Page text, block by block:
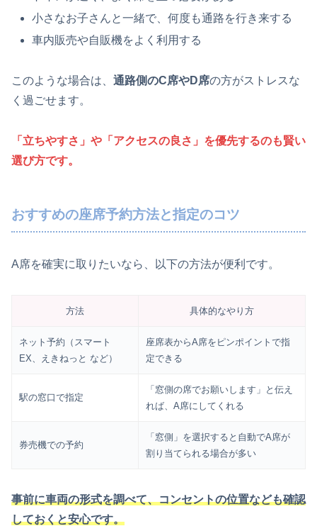
小さなお子さんと一緒で、何度も通路を行き来する
車内販売や自販機をよく利用する
このような場合は、 通路側のC席やD席の方がストレスな
く過ごせます。
「立ちやすさ」や「アクセスの良さ」を優先するのも賢い
選び方です。
おすすめの座席予約方法と指定のコツ
A席を確実に取りたいなら、以下の方法が便利です。
方法 具体的なやり方
ネット予約（スマート
EX、えきねっと など）
座席表からA席をピンポイントで指
定できる
駅の窓口で指定
「窓側の席でお願いします」と伝え
れば、A席にしてくれる
券売機での予約
「窓側」を選択すると自動でA席が
割り当てられる場合が多い
事前に車両の形式を調べて、コンセントの位置なども確認
しておくと安心です。